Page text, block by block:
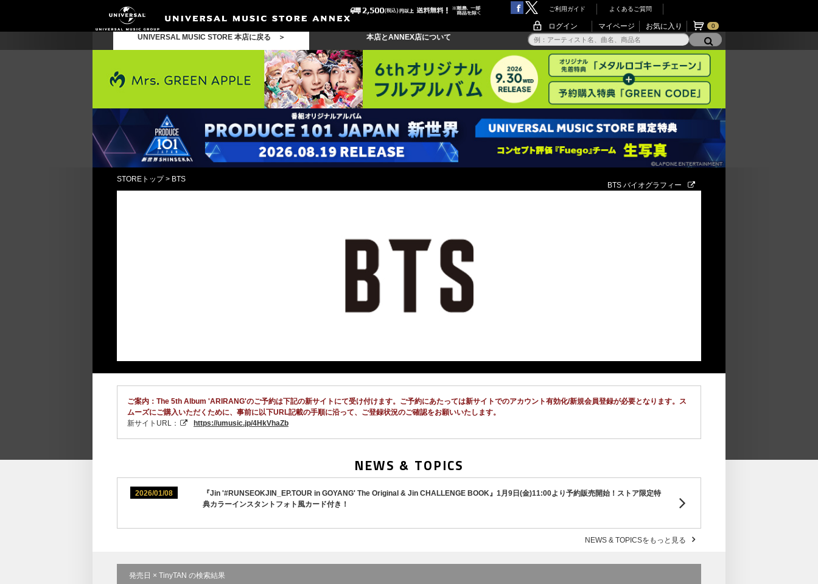
ご利用ガイド よくあるご質問
ログイン マイページ お気に入り 0
UNIVERSAL MUSIC STORE 本店に戻る ＞ 本店とANNEX店について
STOREトップ> BTS
BTS バイオグラフィー
ご案内：The 5th Album 'ARIRANG'のご予約は下記の新サイトにて受け付けます。ご予約にあたっては新サイトでのアカウント有効化/新規会員登録が必要となります。ス
ムーズにご購入いただくために、事前に以下URL記載の手順に沿って、ご登録状況のご確認をお願いいたします。
新サイトURL：
https://umusic.jp/4HkVhaZb
NEWS & TOPICS
2026/01/08
『Jin '#RUNSEOKJIN_EP.TOUR in GOYANG' The Original & Jin CHALLENGE BOOK』1月9日(金)11:00より予約販売開始！ストア限定特
典カラーインスタントフォト風カード付き！
NEWS & TOPICSをもっと見る
発売日 × TinyTAN の検索結果